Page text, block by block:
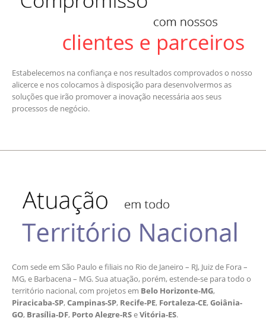
Estabelecemos na confiança e nos resultados comprovados o nosso
alicerce e nos colocamos à disposição para desenvolvermos as
soluções que irão promover a inovação necessária aos seus
processos de negócio.
Com sede em São Paulo e filiais no Rio de Janeiro – RJ, Juiz de Fora –
MG, e Barbacena – MG. Sua atuação, porém, estende-se para todo o
território nacional, com projetos em Belo Horizonte-MG,
Piracicaba-SP,Campinas-SP, Recife-PE, Fortaleza-CE,Goiânia-
GO, Brasília-DF, Porto Alegre-RSeVitória-ES.